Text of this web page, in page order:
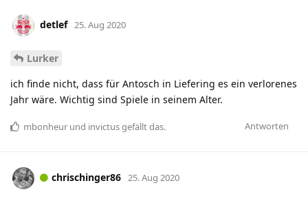
detlef 25. Aug 2020
Lurker
ich finde nicht, dass für Antosch in Liefering es ein verlorenes
Jahr wäre. Wichtig sind Spiele in seinem Alter.
Antworten
mbonheur und invictusgefällt das.
chrischinger86 25. Aug 2020